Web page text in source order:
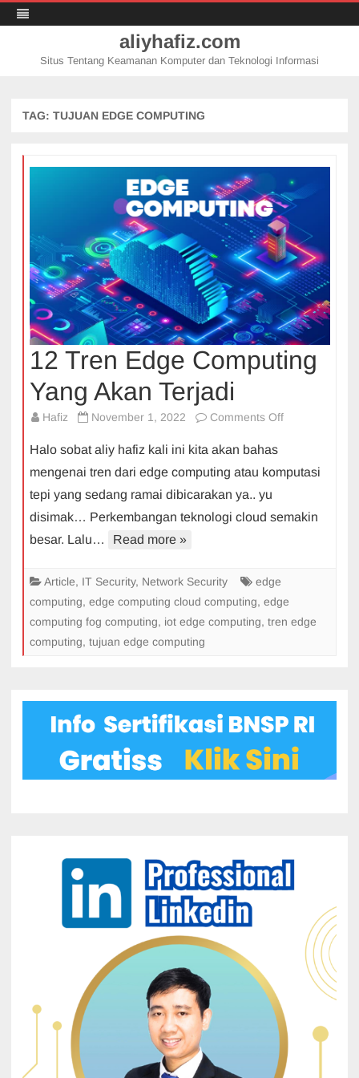
aliyhafiz.com
Situs Tentang Keamanan Komputer dan Teknologi Informasi
TAG: TUJUAN EDGE COMPUTING
12 Tren Edge Computing
Yang Akan Terjadi
Hafiz November 1, 2022 Comments Offon
Edge
Yang
Halo sobat aliy hafiz kali ini kita akan bahas
mengenai tren dari edge computing atau komputasi
tepi yang sedang ramai dibicarakan ya.. yu
disimak… Perkembangan teknologi cloud semakin
besar. Lalu…
Read more »
Article, IT Security, Network Security
edge
computing, edge computing cloud computing, edge
computing fog computing, iot edge computing, tren edge
computing, tujuan edge computing